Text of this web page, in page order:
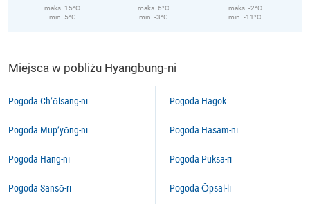
maks. 15°C
min. 5°C
maks. 6°C
min. -3°C
maks. -2°C
min. -11°C
Miejsca w pobliżu Hyangbung-ni
Pogoda Ch’ŏlsang-ni
Pogoda Mup’yŏng-ni
Pogoda Hang-ni
Pogoda Sansŏ-ri
Pogoda Hagok
Pogoda Hasam-ni
Pogoda Puksa-ri
Pogoda Ŏpsal-li